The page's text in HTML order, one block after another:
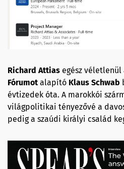
Richard Attias egész véletlenül
Fórumotalapító Klaus Schwab
évtizedek óta. A marokkói
világpolitikai tényezővé a
pedig a szaúdi királyi család